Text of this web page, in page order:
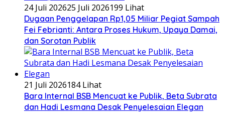
24 Juli 202625 Juli 2026199 Lihat
Dugaan Penggelapan Rp1,05 Miliar Pegiat Sampah
Fei Febrianti: Antara Proses Hukum, Upaya Damai,
dan Sorotan Publik
21 Juli 2026184 Lihat
Bara Internal BSB Mencuat ke Publik, Beta Subrata
dan Hadi Lesmana Desak Penyelesaian Elegan